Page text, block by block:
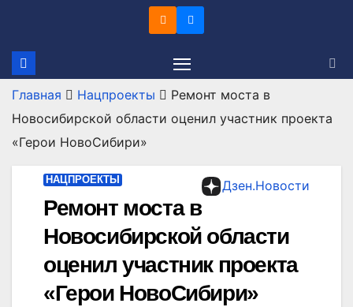
содержимому
Главная Нацпроекты
Ремонт моста в
Новосибирской области оценил участник проекта
«Герои НовоСибири»
Дзен.Новости
НАЦПРОЕКТЫ
Ремонт моста в
Новосибирской области
оценил участник проекта
«Герои НовоСибири»